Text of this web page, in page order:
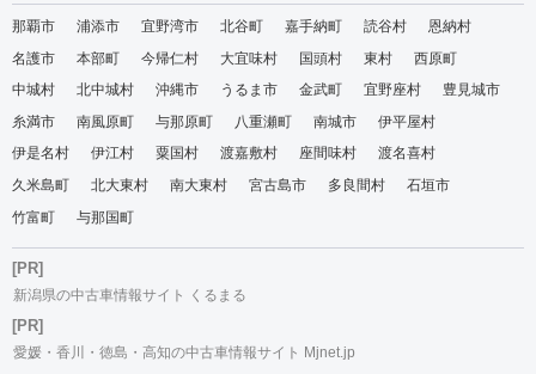
那覇市 浦添市 宜野湾市 北谷町 嘉手納町 読谷村
恩納村
名護市
本部町 今帰仁村 大宜味村 国頭村 東村
西原町
中城村
北中城村 沖縄市 うるま市 金武町 宜野座村
豊見城市
糸満市
南風原町 与那原町 八重瀬町 南城市
伊平屋村
伊是名村
伊江村 粟国村 渡嘉敷村 座間味村
渡名喜村
久米島町
北大東村 南大東村 宮古島市 多良間村
石垣市
竹富町
与那国町
[PR]
新潟県の中古車情報サイト くるまる
[PR]
愛媛・香川・徳島・高知の中古車情報サイト Mjnet.jp